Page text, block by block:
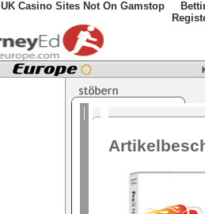
UK Casino Sites Not On Gamstop